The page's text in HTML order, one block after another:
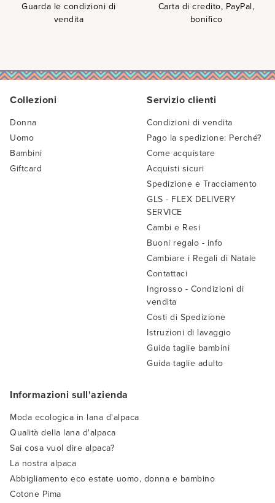
Guarda le condizioni di
vendita
Carta di credito, PayPal,
bonifico
Collezioni
Donna
Uomo
Bambini
Giftcard
Informazioni sull'azienda
Moda ecologica in lana d'alpaca
Qualità della lana d'alpaca
Sai cosa vuol dire alpaca?
La nostra alpaca
Abbigliamento eco estate uomo, donna e bambino
Cotone Pima
Servizio clienti
Condizioni di vendita
Pago la spedizione: Perché?
Come acquistare
Acquisti sicuri
Spedizione e Tracciamento
GLS - FLEX DELIVERY
SERVICE
Cambi e Resi
Buoni regalo - info
Cambiare i Regali di Natale
Contattaci
Ingrosso - Condizioni di
vendita
Costi di Spedizione
Istruzioni di lavaggio
Guida taglie bambini
Guida taglie adulto